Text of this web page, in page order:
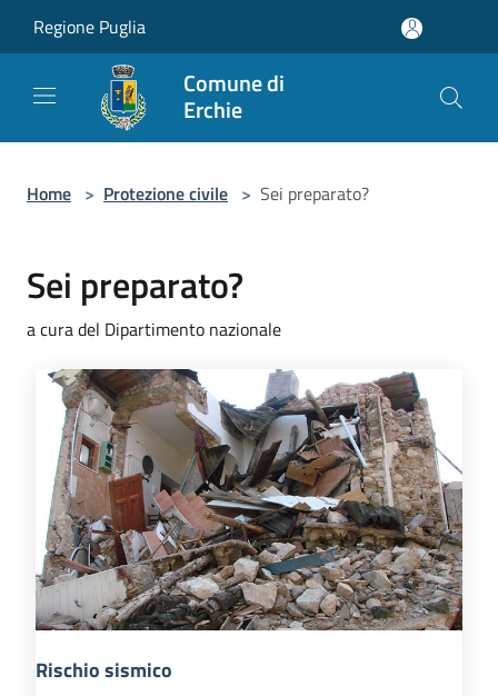
Regione Puglia
Comune di
Erchie
Home > Protezione civile > Sei preparato?
Sei preparato?
a cura del Dipartimento nazionale
Rischio sismico